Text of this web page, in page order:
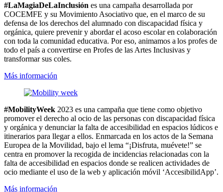
#LaMagiaDeLaInclusión es una campaña desarrollada por
COCEMFE y su Movimiento Asociativo que, en el marco de su
defensa de los derechos del alumnado con discapacidad física y
orgánica, quiere prevenir y abordar el acoso escolar en colaboración
con toda la comunidad educativa. Por eso, animamos a los profes de
todo el país a convertirse en Profes de las Artes Inclusivas y
transformar sus coles.
Más información
#MobilityWeek 2023 es una campaña que tiene como objetivo
promover el derecho al ocio de las personas con discapacidad física
y orgánica y denunciar la falta de accesibilidad en espacios lúdicos e
itinerarios para llegar a ellos. Enmarcada en los actos de la Semana
Europea de la Movilidad, bajo el lema “¡Disfruta, muévete!” se
centra en promover la recogida de incidencias relacionadas con la
falta de accesibilidad en espacios donde se realicen actividades de
ocio mediante el uso de la web y aplicación móvil ‘AccesibilidApp’.
Más información